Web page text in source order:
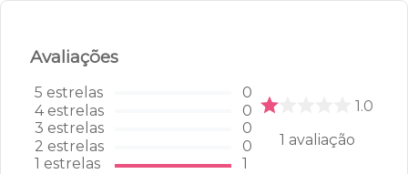
Avaliações
5 estrelas
4estrelas
3 estrelas
2 estrelas
1 estrelas
0
0
0
0
1
1.0
1 avaliação